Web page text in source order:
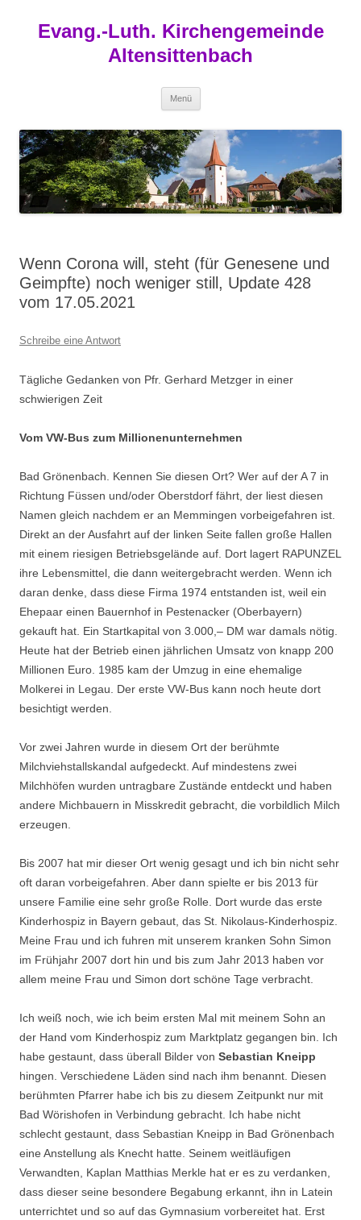
springen
Evang.-Luth. Kirchengemeinde
Altensittenbach
Menü
Wenn Corona will, steht (für Genesene und
Geimpfte) noch weniger still, Update 428
vom 17.05.2021
Schreibe eine Antwort
Tägliche Gedanken von Pfr. Gerhard Metzger in einer
schwierigen Zeit
Vom VW-Bus zum Millionenunternehmen
Bad Grönenbach. Kennen Sie diesen Ort? Wer auf der A 7 in
Richtung Füssen und/oder Oberstdorf fährt, der liest diesen
Namen gleich nachdem er an Memmingen vorbeigefahren ist.
Direkt an der Ausfahrt auf der linken Seite fallen große Hallen
mit einem riesigen Betriebsgelände auf. Dort lagert RAPUNZEL
ihre Lebensmittel, die dann weitergebracht werden. Wenn ich
daran denke, dass diese Firma 1974 entstanden ist, weil ein
Ehepaar einen Bauernhof in Pestenacker (Oberbayern)
gekauft hat. Ein Startkapital von 3.000,– DM war damals nötig.
Heute hat der Betrieb einen jährlichen Umsatz von knapp 200
Millionen Euro. 1985 kam der Umzug in eine ehemalige
Molkerei in Legau. Der erste VW-Bus kann noch heute dort
besichtigt werden.
Vor zwei Jahren wurde in diesem Ort der berühmte
Milchviehstallskandal aufgedeckt. Auf mindestens zwei
Milchhöfen wurden untragbare Zustände entdeckt und haben
andere Michbauern in Misskredit gebracht, die vorbildlich Milch
erzeugen.
Bis 2007 hat mir dieser Ort wenig gesagt und ich bin nicht sehr
oft daran vorbeigefahren. Aber dann spielte er bis 2013 für
unsere Familie eine sehr große Rolle. Dort wurde das erste
Kinderhospiz in Bayern gebaut, das St. Nikolaus-Kinderhospiz.
Meine Frau und ich fuhren mit unserem kranken Sohn Simon
im Frühjahr 2007 dort hin und bis zum Jahr 2013 haben vor
allem meine Frau und Simon dort schöne Tage verbracht.
Ich weiß noch, wie ich beim ersten Mal mit meinem Sohn an
der Hand vom Kinderhospiz zum Marktplatz gegangen bin. Ich
habe gestaunt, dass überall Bilder von Sebastian Kneipp
hingen. Verschiedene Läden sind nach ihm benannt. Diesen
berühmten Pfarrer habe ich bis zu diesem Zeitpunkt nur mit
Bad Wörishofen in Verbindung gebracht. Ich habe nicht
schlecht gestaunt, dass Sebastian Kneipp in Bad Grönenbach
eine Anstellung als Knecht hatte. Seinem weitläufigen
Verwandten, Kaplan Matthias Merkle hat er es zu verdanken,
dass dieser seine besondere Begabung erkannt, ihn in Latein
unterrichtet und so auf das Gymnasium vorbereitet hat. Erst